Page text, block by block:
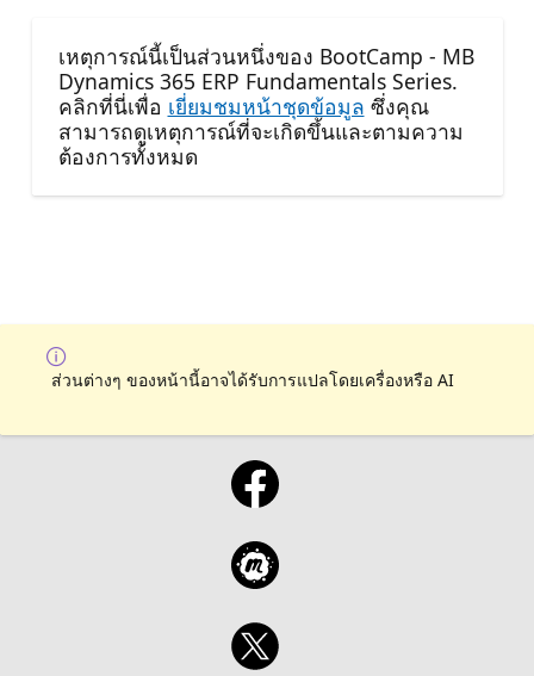
เหตุการณ์นี้เป็นส่วนหนึ่งของ BootCamp - MB
Dynamics 365 ERP Fundamentals Series.
คลิกที่นี่เพื่อ เยี่ยมชมหน้าชุดข้อมูล ซึ่งคุณ
สามารถดูเหตุการณ์ที่จะเกิดขึ้นและตามความ
ต้องการทั้งหมด
ส่วนต่างๆ ของหน้านี้อาจได้รับการแปลโดยเครื่องหรือ AI